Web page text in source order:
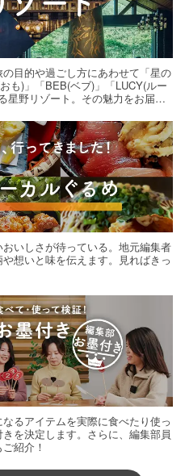
目的や過ごし方にあわせて「星の
も)」「BEB(ベブ)」「LUCY(ルー
星野リゾート。その魅力をお届け
いしさが待っている。地元編集者
想いと味を伝えます。見ればきっ
るアイテムを実際に食べたり使っ
を決定します。さらに、編集部員
紹介！